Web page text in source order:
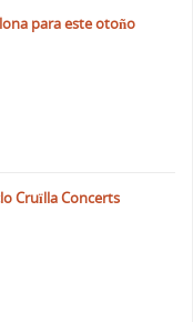
para este otoño
Cruïlla Concerts